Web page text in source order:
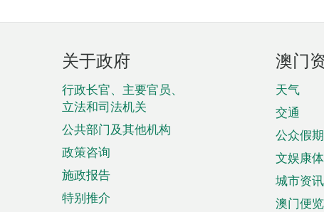
页
脚
菜
单
关于政府
行政长官、主要官员、
立法和司法机关
公共部门及其他机构
政策咨询
施政报告
特别推介
澳门
天气
交通
公众假期
文娱康体
城市资讯
澳门便览